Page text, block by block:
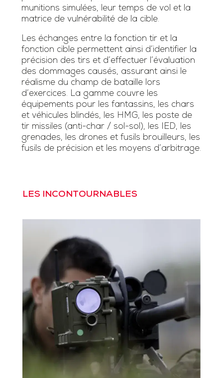
munitions simulées, leur temps de vol et la
matrice de vulnérabilité de la cible.
Les échanges entre la fonction tir et la
fonction cible permettent ainsi d’identifier la
précision des tirs et d’effectuer l’évaluation
des dommages causés, assurant ainsi le
réalisme du champ de bataille lors
d’exercices. La gamme couvre les
équipements pour les fantassins, les chars
et véhicules blindés, les HMG, les poste de
tir missiles (anti-char / sol-sol), les IED, les
grenades, les drones et fusils brouilleurs, les
fusils de précision et les moyens d’arbitrage.
LES INCONTOURNABLES